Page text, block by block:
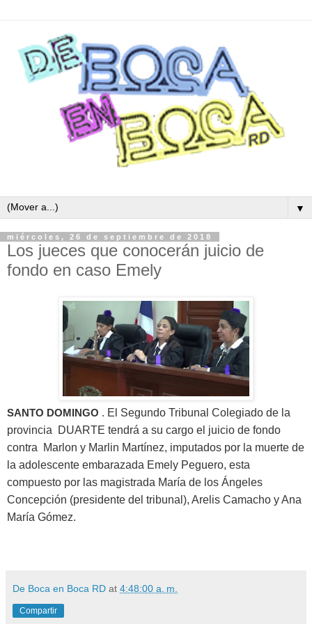
▼
miércoles, 26 de septiembre de 2018
Los jueces que conocerán juicio de
fondo en caso Emely
SANTO DOMINGO . El Segundo Tribunal Colegiado de la
provincia DUARTE tendrá a su cargo el juicio de fondo
contra Marlon y Marlin Martínez, imputados por la muerte de
la adolescente embarazada Emely Peguero, esta
compuesto por las magistrada María de los Ángeles
Concepción (presidente del tribunal), Arelis Camacho y Ana
María Gómez.
De Boca en Boca RD at 4:48:00 a. m.
Compartir